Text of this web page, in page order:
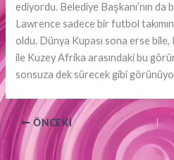
ediyordu. Belediye Başkanı’nın da
Lawrence sadece bir futbol
oldu. Dünya Kupası sona erse bile,
ile Kuzey Afrika arasındaki bu
sonsuza dek sürecek gibi
ÖNCEKI